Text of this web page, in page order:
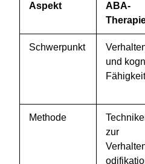
Aspekt
ABA-
Schwerpunkt
und
Methode
zur